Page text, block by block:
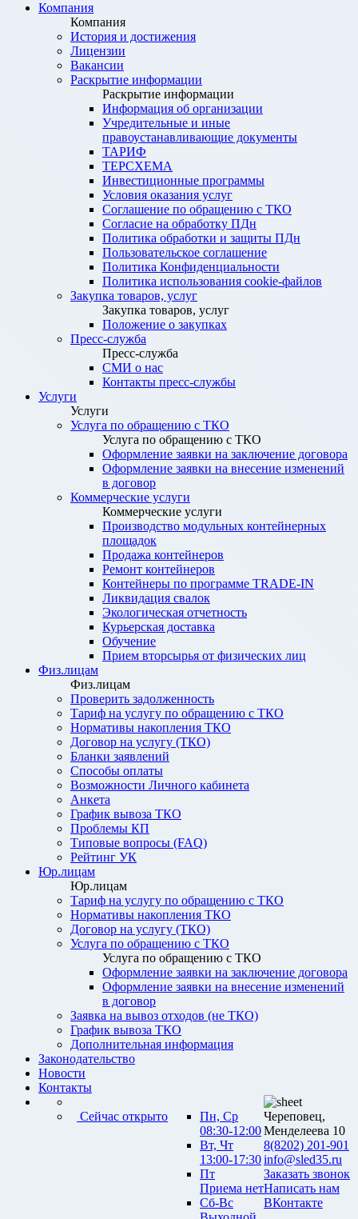
Компания
Компания
История и достижения
Лицензии
Вакансии
Раскрытие информации
Раскрытие информации
Информация об организации
Учредительные и иные
правоустанавливающие документы
ТАРИФ
ТЕРСХЕМА
Инвестиционные программы
Условия оказания услуг
Соглашение по обращению с ТКО
Согласие на обработку ПДн
Политика обработки и защиты ПДн
Пользовательское соглашение
Политика Конфиденциальности
Политика использования cookie-файлов
Закупка товаров, услуг
Закупка товаров, услуг
Положение о закупках
Пресс-служба
Пресс-служба
СМИ о нас
Контакты пресс-службы
Услуги
Услуги
Услуга по обращению с ТКО
Услуга по обращению с ТКО
Оформление заявки на заключение договора
Оформление заявки на внесение изменений
в договор
Коммерческие услуги
Коммерческие услуги
Производство модульных контейнерных
площадок
Продажа контейнеров
Ремонт контейнеров
Контейнеры по программе TRADE-IN
Ликвидация свалок
Экологическая отчетность
Курьерская доставка
Обучение
Прием вторсырья от физических лиц
Физ.лицам
Физ.лицам
Проверить задолженность
Тариф на услугу по обращению с ТКО
Нормативы накопления ТКО
Договор на услугу (ТКО)
Бланки заявлений
Способы оплаты
Возможности Личного кабинета
Анкета
График вывоза ТКО
Проблемы КП
Типовые вопросы (FAQ)
Рейтинг УК
Юр.лицам
Юр.лицам
Тариф на услугу по обращению с ТКО
Нормативы накопления ТКО
Договор на услугу (ТКО)
Услуга по обращению с ТКО
Услуга по обращению с ТКО
Оформление заявки на заключение договора
Оформление заявки на внесение изменений
в договор
Заявка на вывоз отходов (не ТКО)
График вывоза ТКО
Дополнительная информация
Законодательство
Новости
Контакты
Сейчас открыто
Пн, Ср
08:30-12:00
Вт, Чт
13:00-17:30
Пт
Приема нет
Сб-Вс
Череповец,
Менделеева 10
8(8202) 201-901
info@sled35.ru
Заказать звонок
Написать нам
ВКонтакте